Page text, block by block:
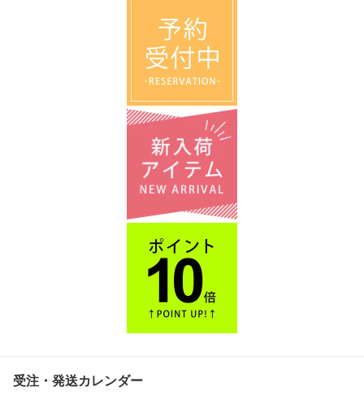
受注・発送カレンダー